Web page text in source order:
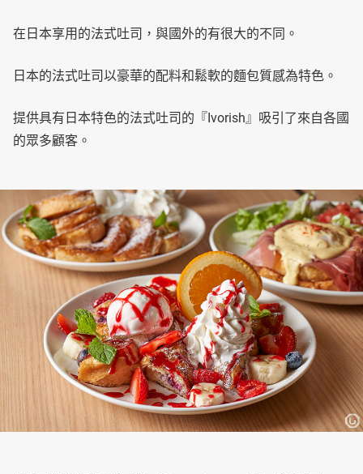
在日本享用的法式吐司，與國外的有很大的不同。
日本的法式吐司以豪華的配料和鬆軟的麵包質感為特色。
提供具有日本特色的法式吐司的『Ivorish』吸引了來自各國
的眾多顧客。